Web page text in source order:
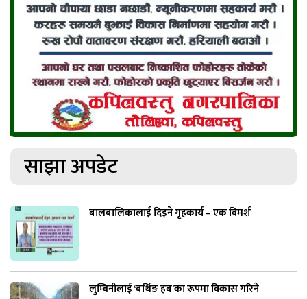
साझा अपडेट
बालबालिकालाई दिइने गृहकार्य – एक विमर्श
लुम्बिनीलाई ‘बर्थिङ हब’का रूपमा विकास गरिने